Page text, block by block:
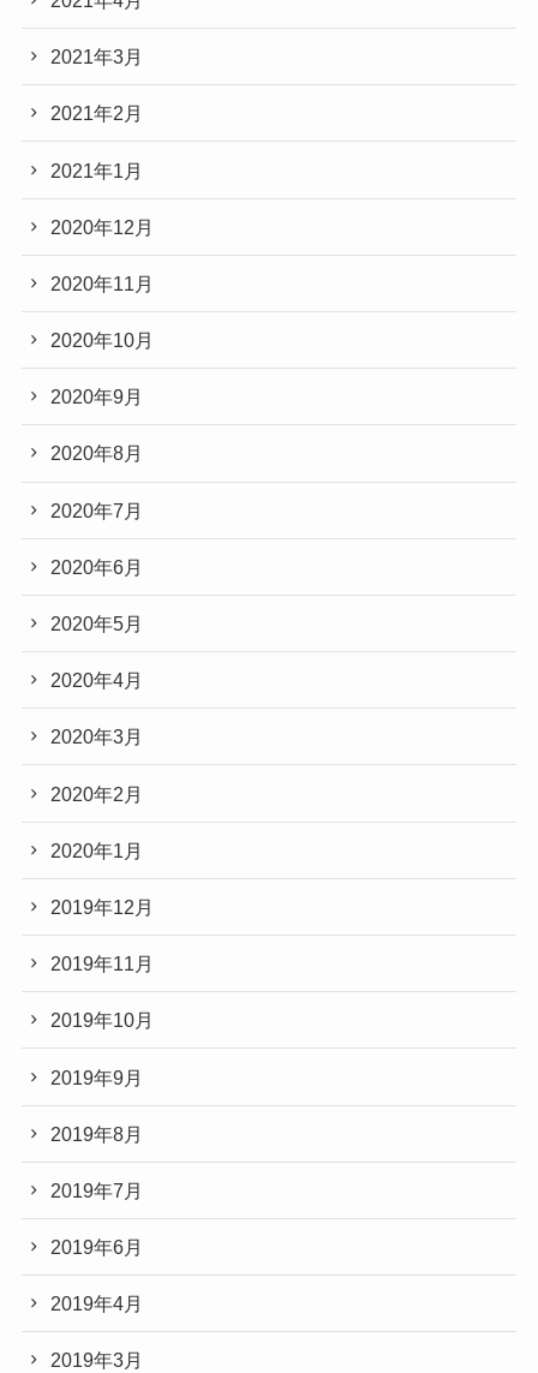
2021年3月
2021年2月
2021年1月
2020年12月
2020年11月
2020年10月
2020年9月
2020年8月
2020年7月
2020年6月
2020年5月
2020年4月
2020年3月
2020年2月
2020年1月
2019年12月
2019年11月
2019年10月
2019年9月
2019年8月
2019年7月
2019年6月
2019年4月
2019年3月